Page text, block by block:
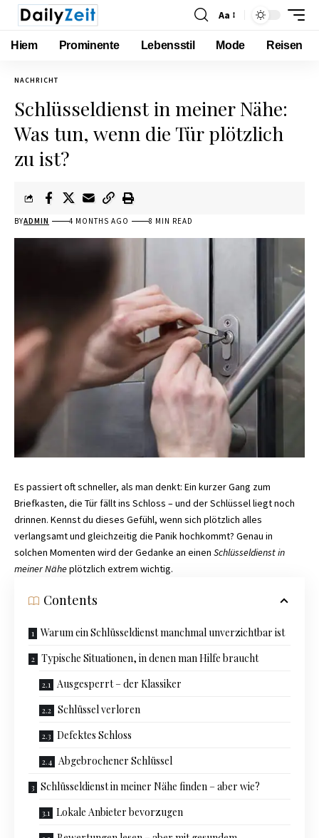
Aa
Hiem Prominente Lebensstil Mode Reisen
NACHRICHT
Schlüsseldienst in meiner Nähe:
Was tun, wenn die Tür plötzlich
zu ist?
BYADMIN 4 MONTHS AGO 8 MIN READ
Es passiert oft schneller, als man denkt: Ein kurzer Gang zum
Briefkasten, die Tür fällt ins Schloss – und der Schlüssel liegt noch
drinnen. Kennst du dieses Gefühl, wenn sich plötzlich alles
verlangsamt und gleichzeitig die Panik hochkommt? Genau in
solchen Momenten wird der Gedanke an einen Schlüsseldienst in
meiner Näheplötzlich extrem wichtig.
Contents
Warum ein Schlüsseldienst manchmal unverzichtbar ist
Typische Situationen, in denen man Hilfe braucht
Ausgesperrt – der Klassiker
Schlüssel verloren
Defektes Schloss
Abgebrochener Schlüssel
Schlüsseldienst in meiner Nähe finden – aber wie?
Lokale Anbieter bevorzugen